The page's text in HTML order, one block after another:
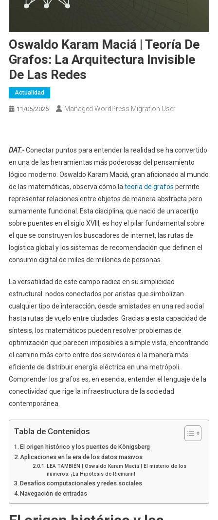
Oswaldo Karam Maciá | Teoría De
Grafos: La Arquitectura Invisible
De Las Redes
Actualidad
11/05/2026 Managed WordPress Migration User
DAT.-Conectar puntos para entender la realidad se ha convertido
en una de las herramientas más poderosas del pensamiento
lógico moderno. Oswaldo Karam Maciá, gran aficionado al mundo
de las matemáticas, observa cómo lateoría de grafos permite
representar relaciones entre objetos de manera abstracta pero
sumamente funcional. Esta disciplina, que nació de un acertijo
sobre puentes en el siglo XVIII, es hoy el pilar fundamental sobre
el que se construyen los buscadores de internet, las rutas de
logística global y los sistemas de recomendación que definen el
consumo digital de miles de millones de personas.
La versatilidad de este campo radica en su simplicidad
estructural: nodos conectados por aristas que simbolizan
cualquier tipo de interacción, desde amistades en una red social
hasta rutas de vuelo entre ciudades. Gracias a esta capacidad de
síntesis, los matemáticos pueden resolver problemas de
optimización que parecen imposibles a simple vista, encontrando
el camino más corto entre dos servidores o la manera más
eficiente de distribuir energía eléctrica en una metrópoli.
Comprender los grafos es, en esencia, entender el lenguaje de la
conectividad que rige la infraestructura de la sociedad
contemporánea.
Tabla de Contenidos
El origen histórico y los puentes de Königsberg
Aplicaciones en la era de los datos masivos
LEA TAMBIÉN | Oswaldo Karam Maciá | El misterio de los
números: ¡La Hipótesis de Riemann!
Desafíos computacionales y redes sociales
Navegación de entradas